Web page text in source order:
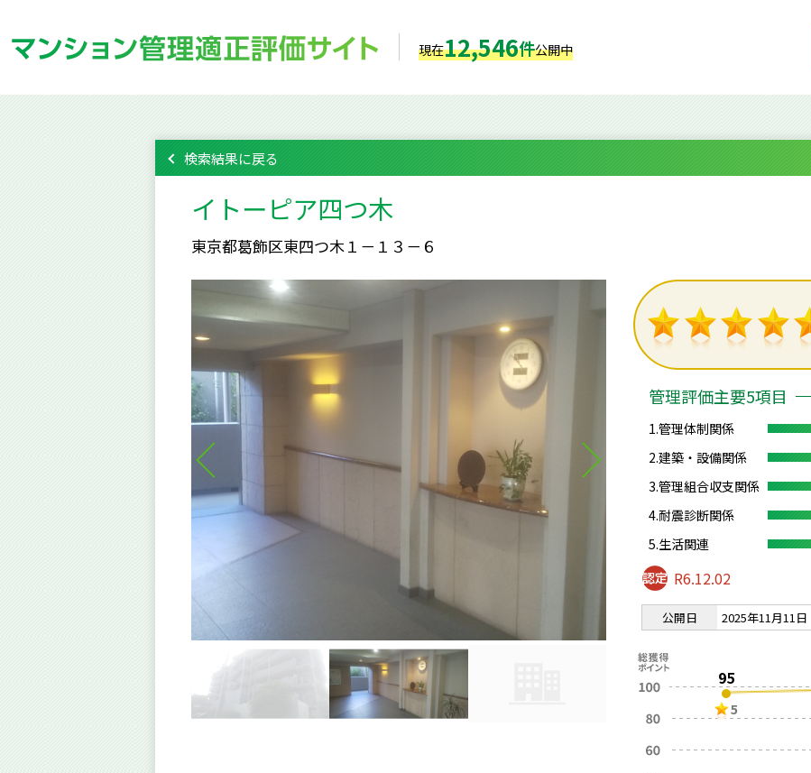
現在12,546件公開中
検索結果に戻る
イトーピア四つ木
東京都葛飾区東四つ木１－１３－６
管理評価主要5項目
1.管理体制関係
2.建築・設備関係
3.管理組合収支関係
4.耐震診断関係
5.生活関連
R6.12.02
公開日 2025年11月11日
95
5